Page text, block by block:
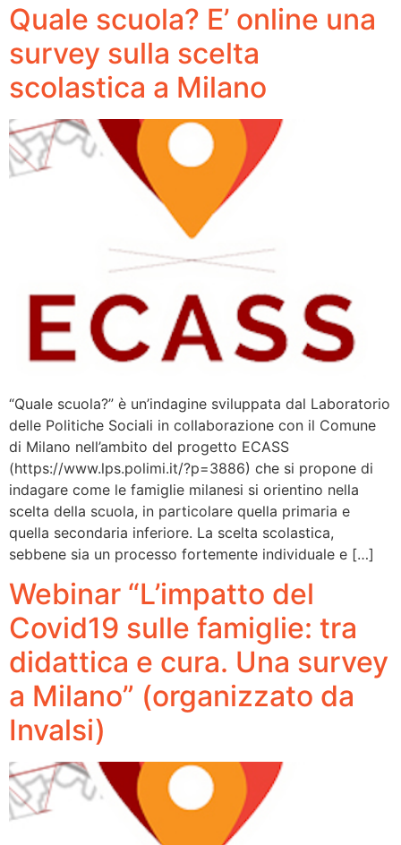
Quale scuola? E’ online una
survey sulla scelta
scolastica a Milano
“Quale scuola?” è un’indagine sviluppata dal Laboratorio
delle Politiche Sociali in collaborazione con il Comune
di Milano nell’ambito del progetto ECASS
(https://www.lps.polimi.it/?p=3886) che si propone di
indagare come le famiglie milanesi si orientino nella
scelta della scuola, in particolare quella primaria e
quella secondaria inferiore. La scelta scolastica,
sebbene sia un processo fortemente individuale e […]
Webinar “L’impatto del
Covid19 sulle famiglie: tra
didattica e cura. Una survey
a Milano” (organizzato da
Invalsi)